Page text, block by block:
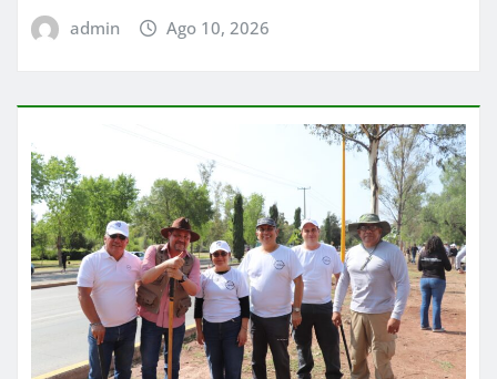
admin Ago 10, 2026